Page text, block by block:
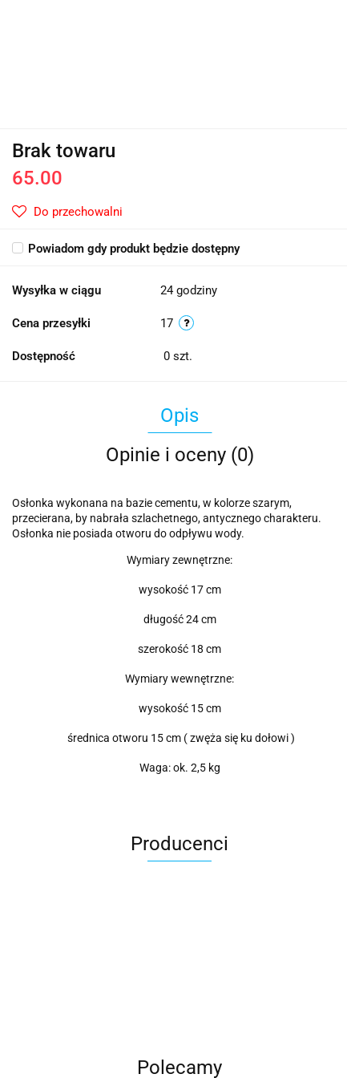
Brak towaru
65.00
Do przechowalni
Powiadom gdy produkt będzie dostępny
Wysyłka w ciągu 24 godziny
Cena przesyłki 17
Dostępność 0 szt.
Opis
Opinie i oceny (0)
Osłonka wykonana na bazie cementu, w kolorze szarym,
przecierana, by nabrała szlachetnego, antycznego charakteru.
Osłonka nie posiada otworu do odpływu wody.
Wymiary zewnętrzne:
wysokość 17 cm
długość 24 cm
szerokość 18 cm
Wymiary wewnętrzne:
wysokość 15 cm
średnica otworu 15 cm ( zwęża się ku dołowi )
Waga: ok. 2,5 kg
Producenci
Polecamy